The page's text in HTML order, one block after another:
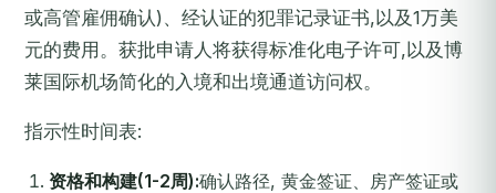
或高管雇佣确认)、经认证的犯罪记录证书,以及1万美
元的费用。获批申请人将获得标准化电子许可,以及博
莱国际机场简化的入境和出境通道访问权。
指示性时间表:
资格和构建(1-2周):确认路径, 黄金签证、房产签证或